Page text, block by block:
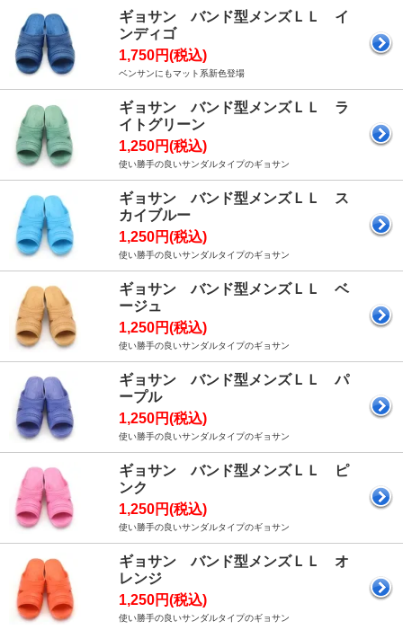
ギョサン バンド型メンズＬＬ イ
ンディゴ
1,750円(税込)
ベンサンにもマット系新色登場
ギョサン バンド型メンズＬＬ ラ
イトグリーン
1,250円(税込)
使い勝手の良いサンダルタイプのギョサン
ギョサン バンド型メンズＬＬ ス
カイブルー
1,250円(税込)
使い勝手の良いサンダルタイプのギョサン
ギョサン バンド型メンズＬＬ ベ
ージュ
1,250円(税込)
使い勝手の良いサンダルタイプのギョサン
ギョサン バンド型メンズＬＬ パ
ープル
1,250円(税込)
使い勝手の良いサンダルタイプのギョサン
ギョサン バンド型メンズＬＬ ピ
ンク
1,250円(税込)
使い勝手の良いサンダルタイプのギョサン
ギョサン バンド型メンズＬＬ オ
レンジ
1,250円(税込)
使い勝手の良いサンダルタイプのギョサン